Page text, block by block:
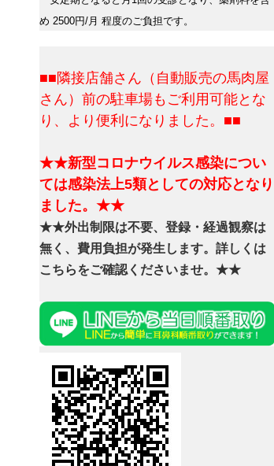
め 2500円/月 程度のご負担です。
■■隣接店舗さん（自動販売の馬肉屋
さん）前の駐車場もご利用可能とな
り、より便利になりました。■■
★★新型コロナウイルス感染につい
ては感染法上5類としての対応となり
ました。★★
★★外出制限は不要、登録・経過観察は
無く、費用負担が発生します。詳しくは
こちらをご確認くださいませ。★★